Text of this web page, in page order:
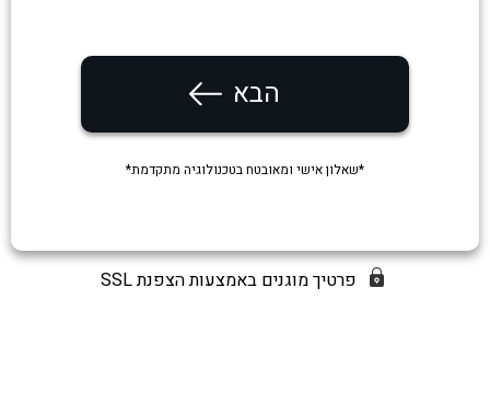
הבא
*שאלון אישי ומאובטח בטכנולוגיה מתקדמת*
פרטיך מוגנים באמצעות הצפנת SSL